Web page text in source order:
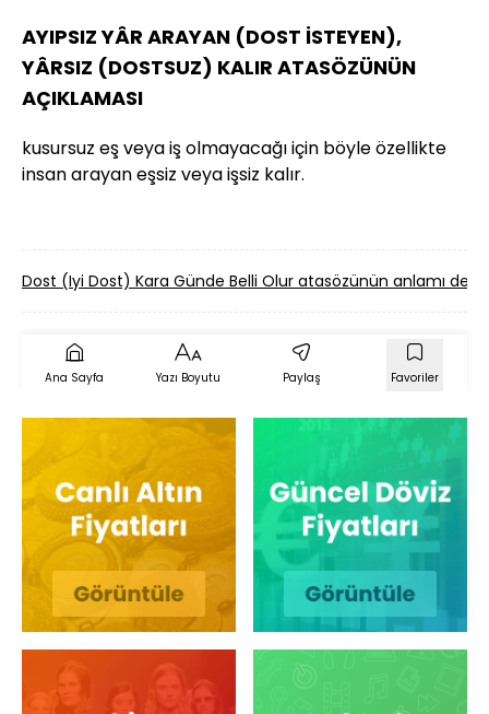
AYIPSIZ YÂR ARAYAN (DOST İSTEYEN),
YÂRSIZ (DOSTSUZ) KALIR ATASÖZÜNÜN
AÇIKLAMASI
kusursuz eş veya iş olmayacağı için böyle özellikte
insan arayan eşsiz veya işsiz kalır.
Dost (Iyi Dost) Kara Günde Belli Olur atasözünün anlamı
Ana Sayfa Yazı Boyutu Paylaş Favoriler